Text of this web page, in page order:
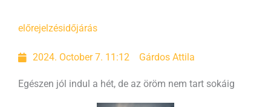
előrejelzésidőjárás
2024. October 7. 11:12 Gárdos Attila
Egészen jól indul a hét, de az öröm nem tart sokáig